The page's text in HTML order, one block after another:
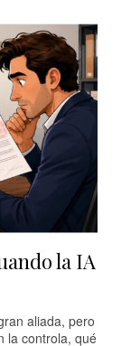
la IA
aliada, pero
la controla, qué